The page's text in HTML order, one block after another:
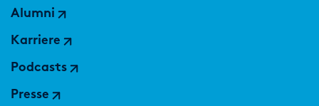
Alumni
Karriere
Podcasts
Presse